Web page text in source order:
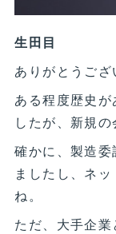
生田目
ありがとうござ
ある程度歴史
したが、新規の
確かに、製造
ましたし、ネ
ね。
ただ、大手企